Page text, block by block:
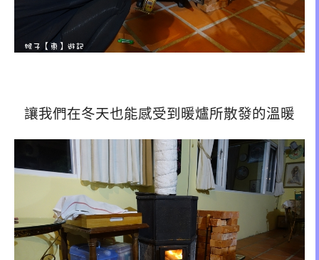
讓我們在冬天也能感受到暖爐所散發的溫暖